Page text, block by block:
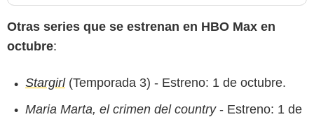
Otras series que se estrenan en HBO Max en
octubre:
Stargirl(Temporada 3) - Estreno: 1 de octubre.
Maria Marta, el crimen del country- Estreno: 1 de